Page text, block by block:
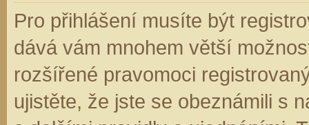
Pro přihlášení musíte být
dává vám mnohem větší
rozšířené pravomoci
ujistěte, že jste se obeznámili s